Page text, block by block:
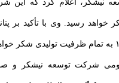
نیشکر، اعلام کرد که این
خواهد رسید. وی با تأکید بر
شرکت توسعه نیشکر و